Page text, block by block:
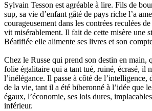
Sylvain Tesson est agréable à lire. Fils de
sup, sa vie d’enfant gâté de pays riche l’a
courageusement dans les contrées reculées
vit misérablement. Il fait de cette misère une
Béatifiée elle alimente ses livres et son
Chez le Russe qui prend son destin en main,
folie égalitaire qui a tant tué, ruiné, écrasé, il
l’inélégance. Il passe à côté de l’intelligence,
de la vie, tant il a été biberonné à l’idée que
égaux, l’économie, ses lois dures,
inférieur.